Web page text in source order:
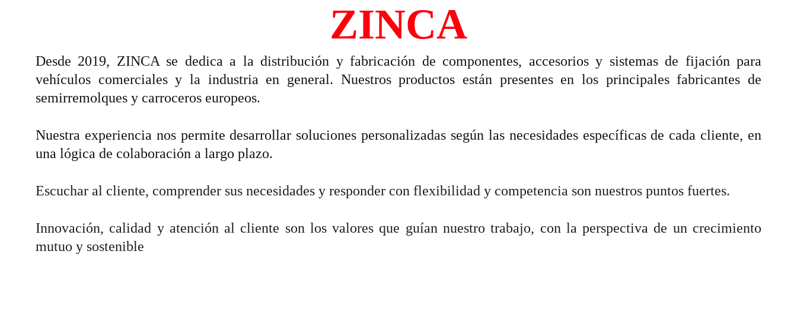
ZINCA
Desde 2019, ZINCA se dedica a la distribución y fabricación de componentes, accesorios y sistemas de fijación para
vehículos comerciales y la industria en general. Nuestros productos están presentes en los principales fabricantes de
semirremolques y carroceros europeos.
Nuestra experiencia nos permite desarrollar soluciones personalizadas según las necesidades específicas de cada cliente, en
una lógica de colaboración a largo plazo.
Escuchar al cliente, comprender sus necesidades y responder con flexibilidad y competencia son nuestros puntos fuertes.
Innovación, calidad y atención al cliente son los valores que guían nuestro trabajo, con la perspectiva de un crecimiento
mutuo y sostenible